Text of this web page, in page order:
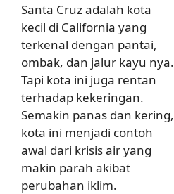
Santa Cruz adalah kota
kecil di California yang
terkenal dengan pantai,
ombak, dan jalur kayu nya.
Tapi kota ini juga rentan
terhadap kekeringan.
Semakin panas dan kering,
kota ini menjadi contoh
awal dari krisis air yang
makin parah akibat
perubahan iklim.